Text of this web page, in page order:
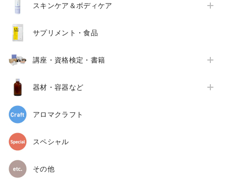
スキンケア＆ボディケア
サプリメント・食品
講座・資格検定・書籍
器材・容器など
アロマクラフト
スペシャル
その他